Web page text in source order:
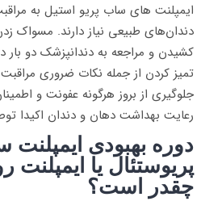
ایمپلنت های ساب پریو استیل به
دندان‌های طبیعی نیاز دارند. مسواک
کشیدن و مراجعه به دندانپزشک دو بار
تمیز کردن از جمله نکات ضروری
جلوگیری از بروز هرگونه عفونت و
رعایت بهداشت دهان و دندان اکیدا
دوره بهبودی
پریوستئال یا ایمپلنت‌
چقدر است؟